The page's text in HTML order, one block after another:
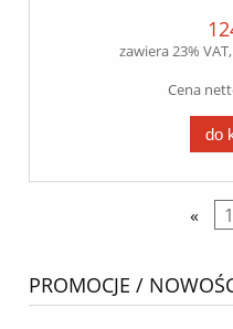
zawiera 23%
Cena
do
« 1
PROMOCJE /